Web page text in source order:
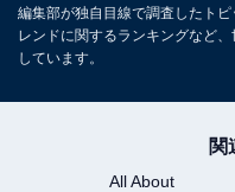
る
編集部が独自目線で調査したト
レンドに関するランキングなど
しています。
関
All About